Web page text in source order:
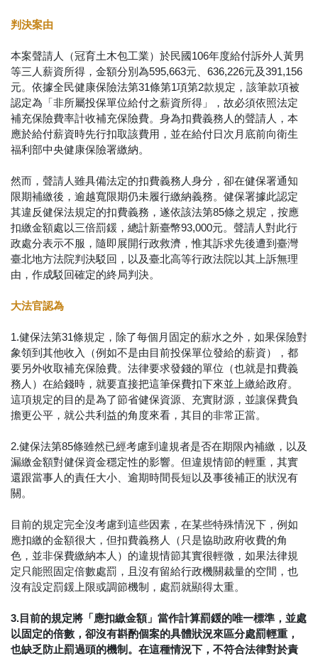
判決案由
本案聲請人（冠育土木包工業）於民國106年度給付訴外人黃男
等三人薪資所得，金額分別為595,663元、636,226元及391,156
元。依據全民健康保險法第31條第1項第2款規定，該筆款項被
認定為「非所屬投保單位給付之薪資所得」，故必須依照法定
補充保險費率計收補充保險費。身為扣費義務人的聲請人，本
應於給付薪資時先行扣取該費用，並在給付日次月底前向衛生
福利部中央健康保險署繳納。
然而，聲請人雖具備法定的扣費義務人身分，卻在健保署通知
限期補繳後，逾越寬限期仍未履行繳納義務。健保署據此認定
其違反健保法規定的扣費義務，遂依該法第85條之規定，按應
扣繳金額處以三倍罰鍰，總計新臺幣93,000元。聲請人對此行
政處分表示不服，隨即展開行政救濟，惟其訴求先後遭到臺灣
臺北地方法院判決駁回，以及臺北高等行政法院以其上訴無理
由，作成駁回確定的終局判決。
大法官認為
1.健保法第31條規定，除了每個月固定的薪水之外，如果保險對
象領到其他收入（例如不是由目前投保單位發給的薪資），都
要另外收取補充保險費。法律要求發錢的單位（也就是扣費義
務人）在給錢時，就要直接把這筆保費扣下來並上繳給政府。
這項規定的目的是為了節省健保資源、充實財源，並讓保費負
擔更公平，就公共利益的角度來看，其目的非常正當。
2.健保法第85條雖然已經考慮到違規者是否在期限內補繳，以及
漏繳金額對健保資金穩定性的影響。但違規情節的輕重，其實
還跟當事人的責任大小、逾期時間長短以及事後補正的狀況有
關。
目前的規定完全沒考慮到這些因素，在某些特殊情況下，例如
應扣繳的金額很大，但扣費義務人（只是協助政府收費的角
色，並非保費繳納本人）的違規情節其實很輕微，如果法律規
定只能照固定倍數處罰，且沒有留給行政機關裁量的空間，也
沒有設定罰鍰上限或調節機制，處罰就顯得太重。
3.目前的規定將「應扣繳金額」當作計算罰鍰的唯一標準，並處
以固定的倍數，卻沒有斟酌個案的具體狀況來區分處罰輕重，
也缺乏防止罰過頭的機制。在這種情況下，不符合法律對於責